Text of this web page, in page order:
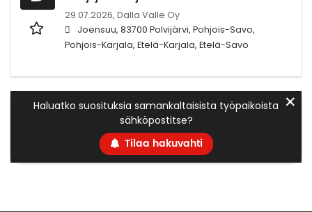
29.07.2026, Dalla Valle Oy
Joensuu, 83700 Polvijärvi, Pohjois-Savo,
Pohjois-Karjala, Etelä-Karjala, Etelä-Savo
Haluatko suosituksia samankaltaisista työpaikoista
sähköpostitse?
Tilaa hakuvahti
✕